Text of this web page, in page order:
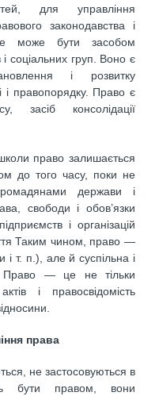
для управління
законодавства і
може бути засобом
і соціальних груп. Воно є
і розвитку
і правопорядку. Право є
засіб консолідації
право залишається
до того часу, поки не
держави і
свободи і обов’язки
і організацій
Таким чином, право —
т. п.), але й суспільна і
Право — це не тільки
і правосвідомість
права
не застосовуються в
бути правом, вони